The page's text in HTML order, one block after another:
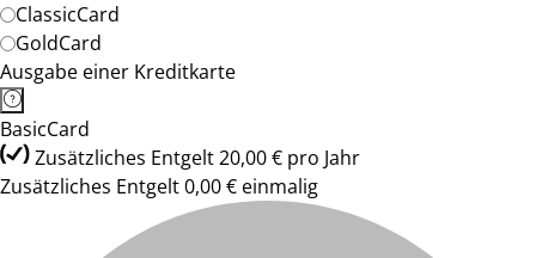
ClassicCard
GoldCard
Ausgabe einer Kreditkarte
BasicCard
Zusätzliches Entgelt 20,00 € pro Jahr
Zusätzliches Entgelt 0,00 € einmalig